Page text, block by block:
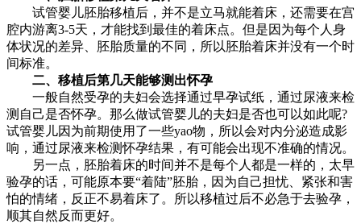
试管婴儿胚胎移植后，并不是立马就能着床，还需要在宫
腔内游离3-5天，才能找到最佳的着床点。但是因为每个人身
体状况的差异、胚胎质量的不同，所以胚胎着床并没有一个时
间标准。
二、移植后第几天能够测出怀孕
一般自然受孕的夫妇会选择通过早孕试纸，通过尿液来检
测自己是否怀孕。那么做试管婴儿的夫妇是否也可以如此呢?
试管婴儿因为前期使用了一些yao物，所以会对内分泌造成影
响，通过尿液来检测怀孕结果，有可能会出现不准确的情况。
另一点，胚胎着床的时间并不是每个人都是一样的，太早
验孕的话，可能原本要“着陆”胚胎，因为自己担忧、紧张和害
怕的情绪，反正不易着床了。所以移植过后不必急于去验孕，
顺其自然反而更好。